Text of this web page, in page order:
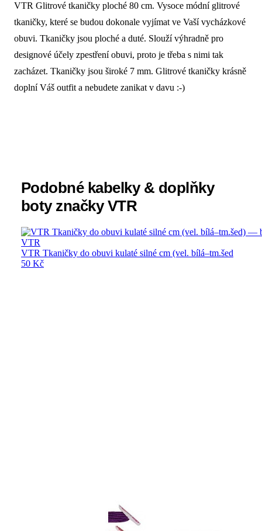
Popis produktu VTR Glitrové tkaničky
VTR Glitrové tkaničky ploché 80 cm. Vysoce módní glitrové
tkaničky, které se budou dokonale vyjímat ve Vaší vycházkové
obuvi. Tkaničky jsou ploché a duté. Slouží výhradně pro
designové účely zpestření obuvi, proto je třeba s nimi tak
zacházet. Tkaničky jsou široké 7 mm. Glitrové tkaničky krásně
doplní Váš outfit a nebudete zanikat v davu :-)
Podobné kabelky & doplňky
boty značky VTR
VTR
VTR Tkaničky do obuvi kulaté silné cm (vel. bílá–tm.šed
50 Kč